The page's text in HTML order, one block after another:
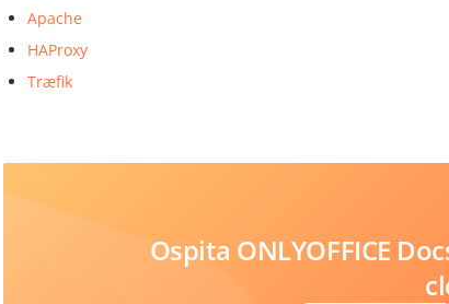
Apache
HAProxy
Træfik
Ospita ONLYOFFICE